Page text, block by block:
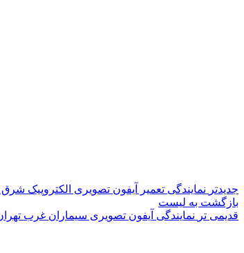
جدیدتر نمایندگی تعمیر آیفون تصویری الکتروپیک شرق
بازگشت به لیست
قدیمی تر نمایندگی آیفون تصویری سیماران غرب